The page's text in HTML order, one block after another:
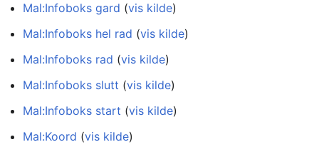
Mal:Infoboks gard (vis kilde)
Mal:Infoboks hel rad (vis kilde)
Mal:Infoboks rad (vis kilde)
Mal:Infoboks slutt (vis kilde)
Mal:Infoboks start (vis kilde)
Mal:Koord (vis kilde)